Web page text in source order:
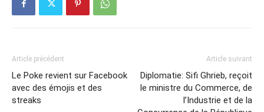
Article précédent
Le Poke revient sur Facebook
avec des émojis et des
streaks
Article suivant
Diplomatie: Sifi Ghrieb, reçoit
le ministre du Commerce, de
l’Industrie et de la